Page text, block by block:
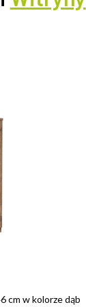
cm w kolorze dąb